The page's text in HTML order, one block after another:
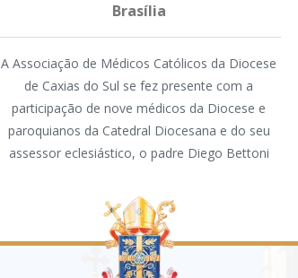
Brasília
A Associação de Médicos Católicos da Diocese
de Caxias do Sul se fez presente com a
participação de nove médicos da Diocese e
paroquianos da Catedral Diocesana e do seu
assessor eclesiástico, o padre Diego Bettoni